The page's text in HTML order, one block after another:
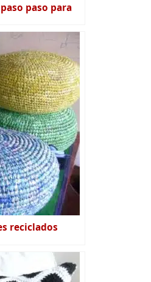
paso para
reciclados